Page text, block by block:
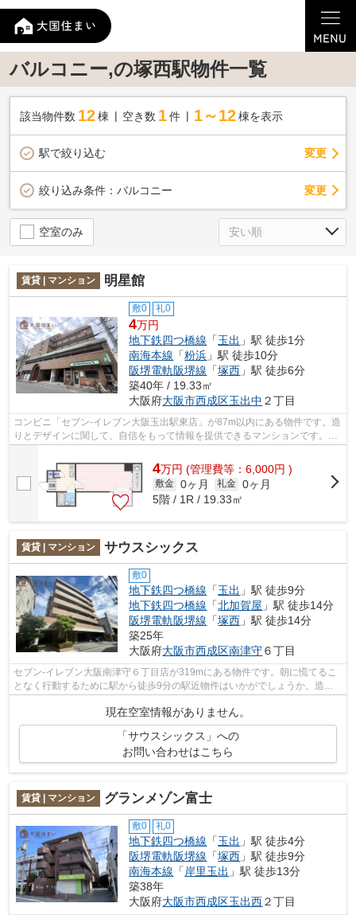
バルコニー,の塚西駅物件一覧
該当物件数 12棟 空き数 1 件 1～12 棟を表示
駅で絞り込む 変更
絞り込み条件： バルコニー 変更
空室のみ
賃貸 | マンション 明星館
敷0 礼0
4万円
地下鉄四つ橋線 「玉出 」駅 徒歩1分
南海本線 「粉浜 」駅 徒歩10分
阪堺電軌阪堺線 「塚西 」駅 徒歩6分
築40年 / 19.33㎡
大阪府大阪市西成区玉出中 ２丁目
コンビニ「セブン-イレブン大阪玉出駅東店」が87m以内にある物件です。造
りとデザインに関して、自信をもって情報を提供できるマンションです。電
4万円 (管理費等：6,000円 )
敷金 0ヶ月 礼金 0ヶ月
5階 / 1R / 19.33㎡
賃貸 | マンション サウスシックス
敷0
地下鉄四つ橋線 「玉出 」駅 徒歩9分
地下鉄四つ橋線 「北加賀屋 」駅 徒歩14分
阪堺電軌阪堺線 「塚西 」駅 徒歩14分
築25年
大阪府大阪市西成区南津守６丁目
セブン-イレブン大阪南津守６丁目店が319mにある物件です。朝に慌てるこ
となく行動するために駅から徒歩9分の駅近物件はいかがでしょうか。造り
現在空室情報がありません。
「サウスシックス」への
お問い合わせはこちら
賃貸 | マンション グランメゾン富士
敷0 礼0
地下鉄四つ橋線 「玉出 」駅 徒歩4分
阪堺電軌阪堺線 「塚西 」駅 徒歩9分
南海本線 「 岸里玉出 」駅 徒歩13分
築38年
大阪府大阪市西成区玉出西２丁目